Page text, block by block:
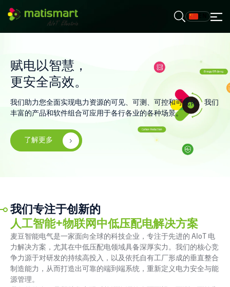
R赋电以智慧，
更安全高效。
我们助力您全面实现电力资源的可见、可测、可控和可优化。我们
丰富的产品和软件组合可应用于各行各业的各种场景。
了解更多
我们专注于创新的
人工智能+物联网中低压配电解决方案
麦豆智能电气是一家面向全球的科技企业，专注于先进的 AIoT 电
力解决方案，尤其在中低压配电领域具备深厚实力。我们的核心竞
争力源于对研发的持续高投入，以及依托自有工厂形成的垂直整合
制造能力，从而打造出可靠的端到端系统，重新定义电力安全与能
源管理。